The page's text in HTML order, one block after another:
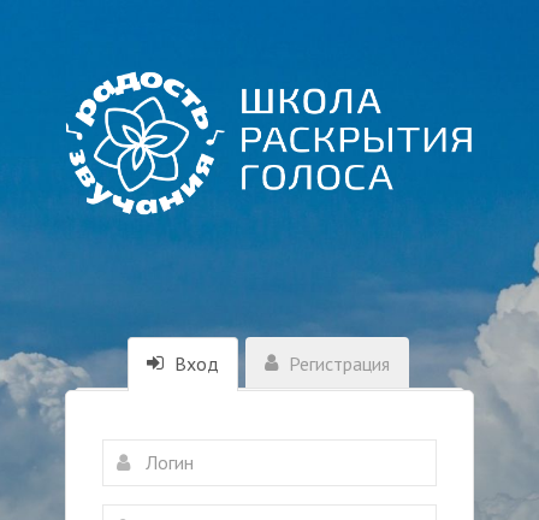
Вход Регистрация